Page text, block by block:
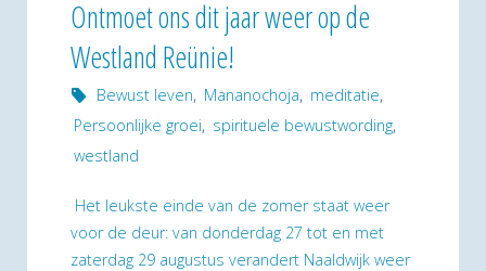
Ontmoet ons dit jaar weer op de
Westland Reünie!
Bewust leven, Mananochoja, meditatie,
Persoonlijke groei, spirituele bewustwording,
westland
Het leukste einde van de zomer staat weer
voor de deur: van donderdag 27 tot en met
zaterdag 29 augustus verandert Naaldwijk weer